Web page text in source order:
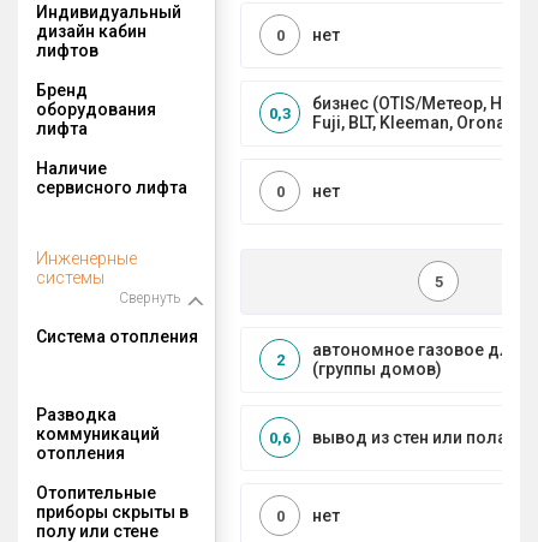
Индивидуальный
дизайн кабин
лифтов
нет
0
Бренд
оборудования
лифта
бизнес (OTIS/Метеор,
Fuji, BLT, Kleeman, Orona)
0,3
Наличие
сервисного лифта
нет
0
Инженерные
системы
Свернуть
5
Система отопления
автономное газовое для
(группы домов)
2
Разводка
коммуникаций
отопления
вывод из стен или пола
0,6
Отопительные
приборы скрыты в
полу или стене
нет
0